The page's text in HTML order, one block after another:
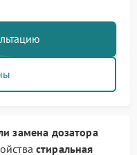
замена дозатора
стиральная